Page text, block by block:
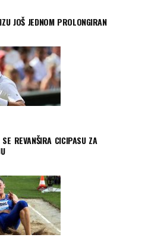
JOŠ JEDNOM PROLONGIRAN
REVANŠIRA CICIPASU ZA